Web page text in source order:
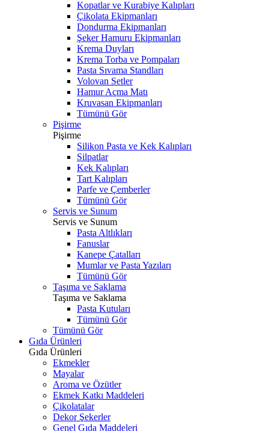
Kopatlar ve Kurabiye Kalıpları
Çikolata Ekipmanları
Dondurma Ekipmanları
Şeker Hamuru Ekipmanları
Krema Duyları
Krema Torba ve Pompaları
Pasta Sıvama Standları
Volovan Setler
Hamur Açma Matı
Kruvasan Ekipmanları
Tümünü Gör
Pişirme
Pişirme
Silikon Pasta ve Kek Kalıpları
Silpatlar
Kek Kalıpları
Tart Kalıpları
Parfe ve Çemberler
Tümünü Gör
Servis ve Sunum
Servis ve Sunum
Pasta Altlıkları
Fanuslar
Kanepe Çatalları
Mumlar ve Pasta Yazıları
Tümünü Gör
Taşıma ve Saklama
Taşıma ve Saklama
Pasta Kutuları
Tümünü Gör
Tümünü Gör
Gıda Ürünleri
Gıda Ürünleri
Ekmekler
Mayalar
Aroma ve Özütler
Ekmek Katkı Maddeleri
Çikolatalar
Dekor Şekerler
Genel Gıda Maddeleri